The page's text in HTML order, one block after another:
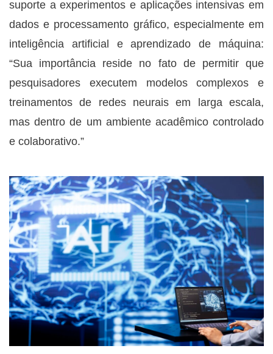
suporte a experimentos e aplicações intensivas em
dados e processamento gráfico, especialmente em
inteligência artificial e aprendizado de máquina:
“Sua importância reside no fato de permitir que
pesquisadores executem modelos complexos e
treinamentos de redes neurais em larga escala,
mas dentro de um ambiente acadêmico controlado
e colaborativo.”